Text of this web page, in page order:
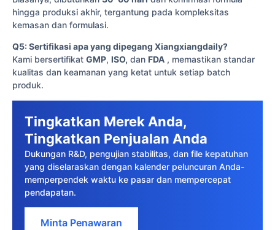
hingga produksi akhir, tergantung pada kompleksitas
kemasan dan formulasi.
Q5: Sertifikasi apa yang dipegang Xiangxiangdaily?
Kami bersertifikat GMP, ISO, dan FDA , memastikan standar
kualitas dan keamanan yang ketat untuk setiap batch
produk.
Tingkatkan Merek Anda,
Tingkatkan Penjualan Anda
Dukungan R&D, pengujian stabilitas, dan file kepatuhan
yang diselaraskan dengan kalender peluncuran Anda-
memperpendek waktu ke pasar dan mempercepat
pendapatan.
Minta Penawaran